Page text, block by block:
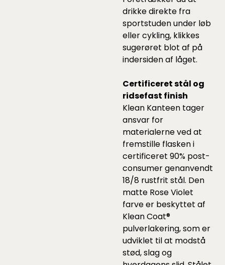
drikke direkte fra
sportstuden under løb
eller cykling, klikkes
sugerøret blot af på
indersiden af låget.
Certificeret stål og
ridsefast finish
Klean Kanteen tager
ansvar for
materialerne ved at
fremstille flasken i
certificeret 90% post-
consumer genanvendt
18/8 rustfrit stål. Den
matte Rose Violet
farve er beskyttet af
Klean Coat®
pulverlakering, som er
udviklet til at modstå
stød, slag og